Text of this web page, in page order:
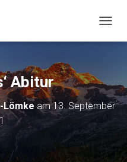
Abitur
Lömke am13. September